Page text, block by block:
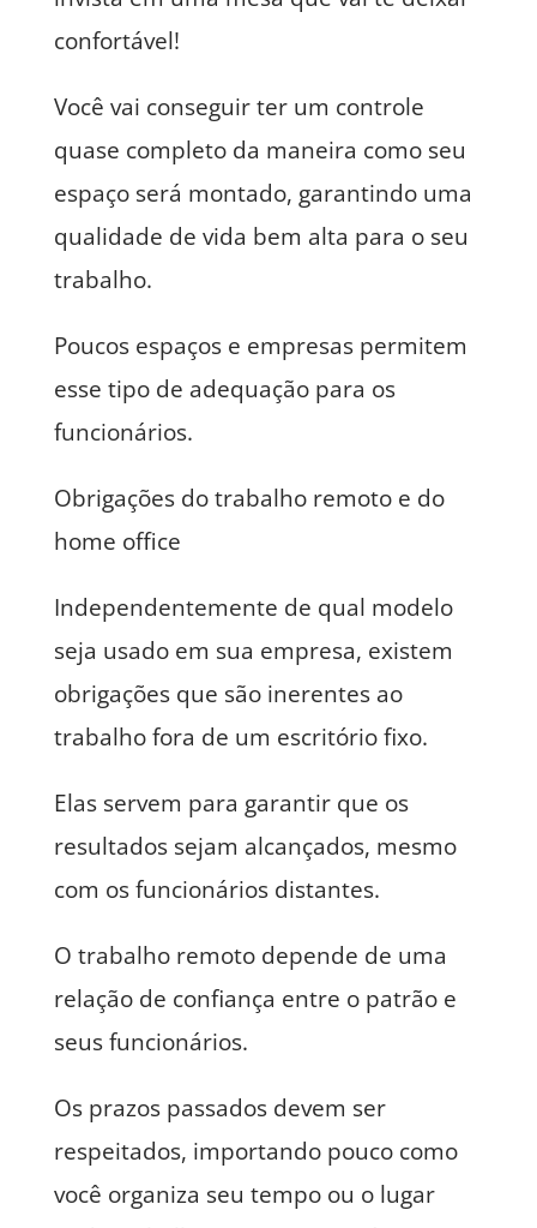
confortável!
Você vai conseguir ter um controle
quase completo da maneira como seu
espaço será montado, garantindo uma
qualidade de vida bem alta para o seu
trabalho.
Poucos espaços e empresas permitem
esse tipo de adequação para os
funcionários.
Obrigações do trabalho remoto e do
home office
Independentemente de qual modelo
seja usado em sua empresa, existem
obrigações que são inerentes ao
trabalho fora de um escritório fixo.
Elas servem para garantir que os
resultados sejam alcançados, mesmo
com os funcionários distantes.
O trabalho remoto depende de uma
relação de confiança entre o patrão e
seus funcionários.
Os prazos passados devem ser
respeitados, importando pouco como
você organiza seu tempo ou o lugar